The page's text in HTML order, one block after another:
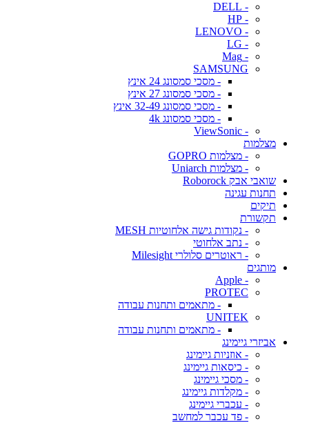
- DELL
- HP
- LENOVO
- LG
- Mag
SAMSUNG
- מסכי סמסונג 24 אינץ
- מסכי סמסונג 27 אינץ
- מסכי סמסונג 32-49 אינץ
- מסכי סמסונג 4k
- ViewSonic
מצלמות
- מצלמות GOPRO
- מצלמות Uniarch
שואבי אבק Roborock
תחנות עגינה
תיקים
תקשורת
- נקודות גישה אלחוטיות MESH
- נתב אלחוטי
- ראוטרים סלולרי Milesight
מותגים
- Apple
PROTEC
- מתאמים ותחנות עבודה
UNITEK
- מתאמים ותחנות עבודה
אביזרי גיימינג
- אוזניות גיימינג
- כיסאות גיימינג
- מסכי גיימינג
- מקלדות גיימינג
- עכברי גיימינג
- פד עכבר למחשב